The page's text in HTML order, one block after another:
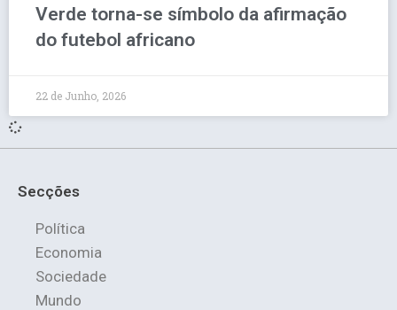
Verde torna-se símbolo da afirmação
do futebol africano
22 de Junho, 2026
Secções
Política
Economia
Sociedade
Mundo